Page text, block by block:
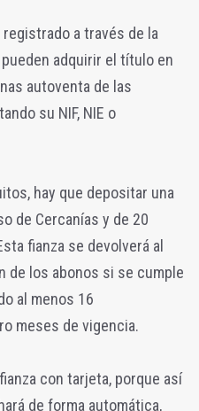
a través de la
adquirir el título en
autoventa de las
su NIF, NIE o
hay que depositar una
de Cercanías y de 20
fianza se devolverá al
de los abonos si se cumple
al menos 16
meses de vigencia.
con tarjeta, porque así
de forma automática,